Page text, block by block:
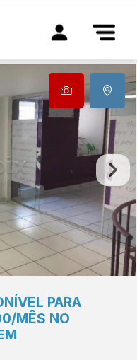
PARA
MÊS NO